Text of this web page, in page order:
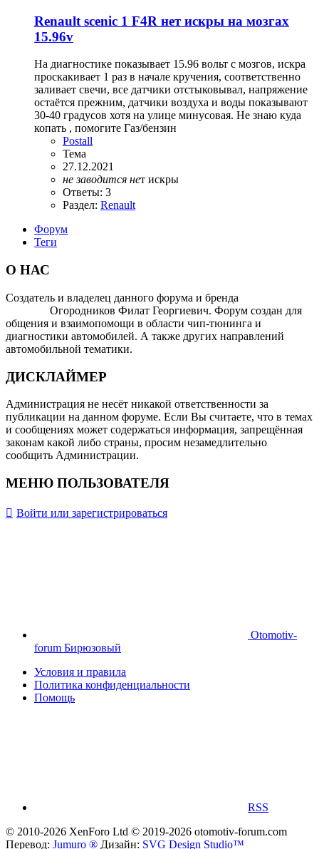
Renault scenic 1 F4R нет искры на мозгах
15.96v
На диагностике показывает 15.96 вольт с мозгов, искра
проскакивает 1 раз в начале кручения, соответственно
заливает свечи, все датчики отстыковывал, напряжение
остаётся прежним, датчики воздуха и воды показывают
30-40 градусов хотя на улице минусовая. Не знаю куда
копать , помогите Газ/бензин
Postall
Тема
27.12.2021
не заводится нет искры
Ответы: 3
Раздел: Renault
Форум
Теги
О НАС
Создатель и владелец данного форума и бренда
Огородников Филат Георгиевич. Форум создан для
общения и взаимопомощи в области чип-тюнинга и
диагностики автомобилей. А также других направлений
автомобильной тематики.
ДИСКЛАЙМЕР
Администрация не несёт никакой ответственности за
публикации на данном форуме. Если Вы считаете, что в темах
и сообщениях может содержаться информация, запрещённая
законам какой либо страны, просим незамедлительно
сообщить Администрации.
МЕНЮ ПОЛЬЗОВАТЕЛЯ
Войти или зарегистрироваться
Otomotiv-
forum Бирюзовый
Условия и правила
Политика конфиденциальности
Помощь
RSS
© 2010-2026 XenForo Ltd © 2019-2026 otomotiv-forum.com
Перевод: Jumuro ® Дизайн: SVG Design Studio™